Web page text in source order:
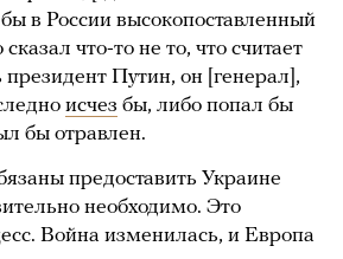
в России высокопоставленный
что-то не то, что считает
Путин, он [генерал],
исчез бы, либо попал бы
бы отравлен.
предоставить Украине
необходимо. Это
Война изменилась, и Европа